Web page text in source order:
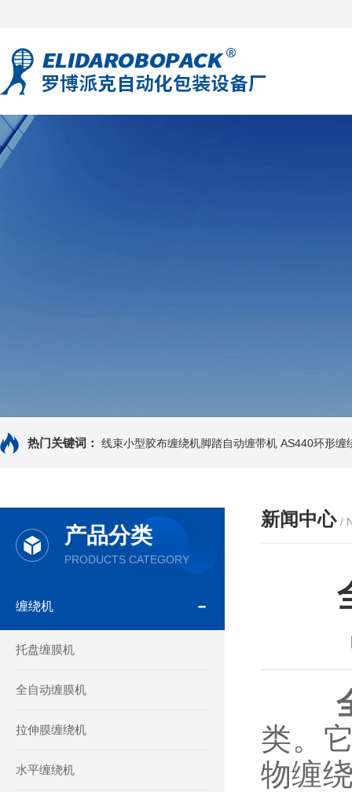
热门关键词： 线束小型胶布缠绕机脚踏自动缠带机 AS440环形缠
产品分类
PRODUCTS CATEGORY
缠绕机
托盘缠膜机
全自动缠膜机
拉伸膜缠绕机
水平缠绕机
新闻中心 /
类。
物缠